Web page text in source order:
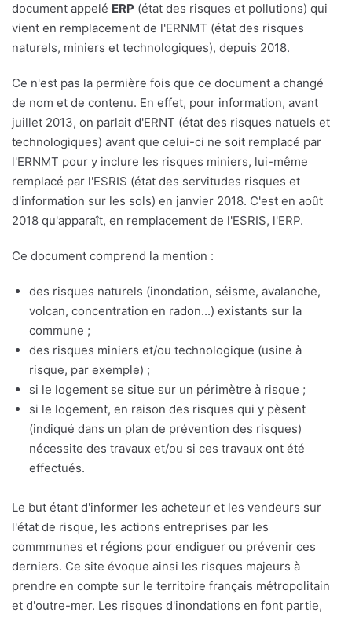
document appelé ERP (état des risques et pollutions) qui
vient en remplacement de l'ERNMT (état des risques
naturels, miniers et technologiques), depuis 2018.
Ce n'est pas la permière fois que ce document a changé
de nom et de contenu. En effet, pour information, avant
juillet 2013, on parlait d'ERNT (état des risques natuels et
technologiques) avant que celui-ci ne soit remplacé par
l'ERNMT pour y inclure les risques miniers, lui-même
remplacé par l'ESRIS (état des servitudes risques et
d'information sur les sols) en janvier 2018. C'est en août
2018 qu'apparaît, en remplacement de l'ESRIS, l'ERP.
Ce document comprend la mention :
des risques naturels (inondation, séisme, avalanche,
volcan, concentration en radon...) existants sur la
commune ;
des risques miniers et/ou technologique (usine à
risque, par exemple) ;
si le logement se situe sur un périmètre à risque ;
si le logement, en raison des risques qui y pèsent
(indiqué dans un plan de prévention des risques)
nécessite des travaux et/ou si ces travaux ont été
effectués.
Le but étant d'informer les acheteur et les vendeurs sur
l'état de risque, les actions entreprises par les
commmunes et régions pour endiguer ou prévenir ces
derniers. Ce site évoque ainsi les risques majeurs à
prendre en compte sur le territoire français métropolitain
et d'outre-mer. Les risques d'inondations en font partie,